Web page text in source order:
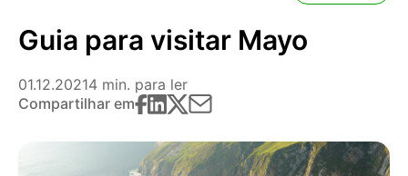
Guia para visitar Mayo
01.12.20214 min. para ler
Compartilhar em